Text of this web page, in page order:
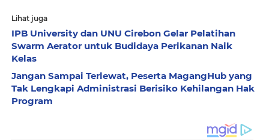
Lihat juga
IPB University dan UNU Cirebon Gelar Pelatihan
Swarm Aerator untuk Budidaya Perikanan Naik
Kelas
Jangan Sampai Terlewat, Peserta MagangHub yang
Tak Lengkapi Administrasi Berisiko Kehilangan Hak
Program